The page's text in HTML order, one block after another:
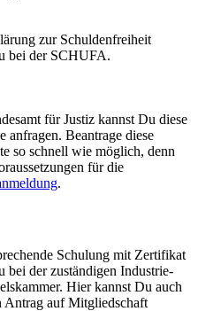
zur Schuldenfreiheit
bei der SCHUFA.
für Justiz kannst Du diese
anfragen. Beantrage diese
so schnell wie möglich, denn
für die
.
Schulung mit Zertifikat
bei der zuständigen Industrie-
Hier kannst Du auch
Antrag auf Mitgliedschaft